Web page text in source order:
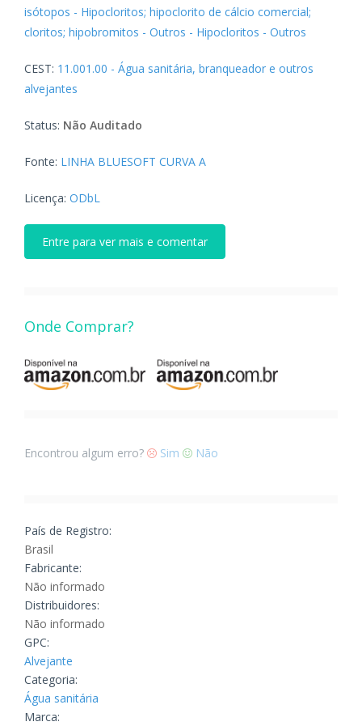
isótopos - Hipocloritos; hipoclorito de cálcio comercial;
cloritos; hipobromitos - Outros - Hipocloritos - Outros
CEST: 11.001.00 - Água sanitária, branqueador e outros
alvejantes
Status: Não Auditado
Fonte: LINHA BLUESOFT CURVA A
Licença: ODbL
Entre para ver mais e comentar
Onde Comprar?
Encontrou algum erro? Sim Não
País de Registro:
Brasil
Fabricante:
Não informado
Distribuidores:
Não informado
GPC:
Alvejante
Categoria:
Água sanitária
Marca: